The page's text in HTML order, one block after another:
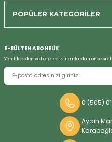
POPÜLER KATEGORİLER
E-BÜLTEN ABONELİK
Yeniliklerden ve benzersiz fırsatlardan önce siz
0 (505)
Aydın